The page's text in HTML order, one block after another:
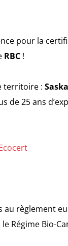
pour la
RBC !
territoire :
de 25 ans
règlement
Régime Bio-